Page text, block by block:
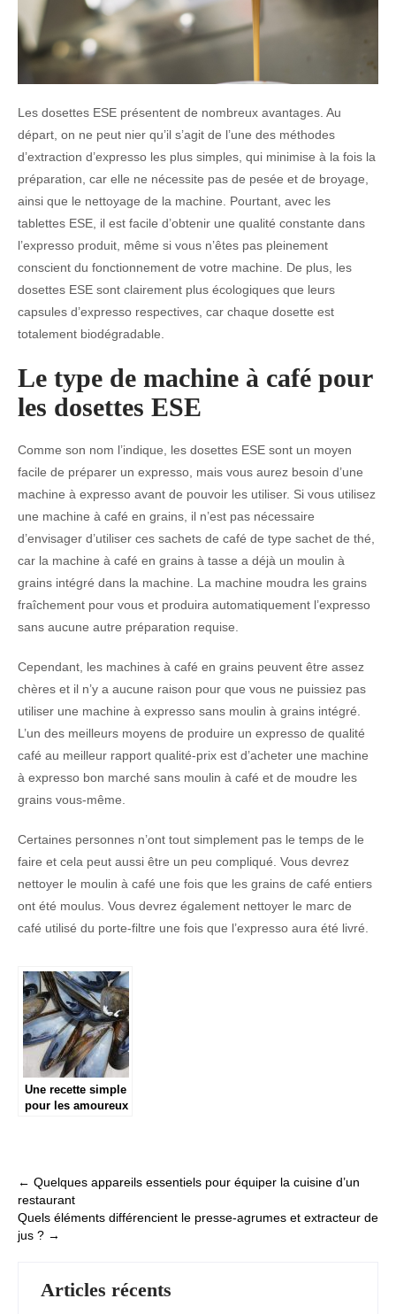
Les dosettes ESE présentent de nombreux avantages. Au
départ, on ne peut nier qu’il s’agit de l’une des méthodes
d’extraction d’expresso les plus simples, qui minimise à la fois la
préparation, car elle ne nécessite pas de pesée et de broyage,
ainsi que le nettoyage de la machine. Pourtant, avec les
tablettes ESE, il est facile d’obtenir une qualité constante dans
l’expresso produit, même si vous n’êtes pas pleinement
conscient du fonctionnement de votre machine. De plus, les
dosettes ESE sont clairement plus écologiques que leurs
capsules d’expresso respectives, car chaque dosette est
totalement biodégradable.
Le type de machine à café pour
les dosettes ESE
Comme son nom l’indique, les dosettes ESE sont un moyen
facile de préparer un expresso, mais vous aurez besoin d’une
machine à expresso avant de pouvoir les utiliser. Si vous utilisez
une machine à café en grains, il n’est pas nécessaire
d’envisager d’utiliser ces sachets de café de type sachet de thé,
car la machine à café en grains à tasse a déjà un moulin à
grains intégré dans la machine. La machine moudra les grains
fraîchement pour vous et produira automatiquement l’expresso
sans aucune autre préparation requise.
Cependant, les machines à café en grains peuvent être assez
chères et il n’y a aucune raison pour que vous ne puissiez pas
utiliser une machine à expresso sans moulin à grains intégré.
L’un des meilleurs moyens de produire un expresso de qualité
café au meilleur rapport qualité-prix est d’acheter une machine
à expresso bon marché sans moulin à café et de moudre les
grains vous-même.
Certaines personnes n’ont tout simplement pas le temps de le
faire et cela peut aussi être un peu compliqué. Vous devrez
nettoyer le moulin à café une fois que les grains de café entiers
ont été moulus. Vous devrez également nettoyer le marc de
café utilisé du porte-filtre une fois que l’expresso aura été livré.
Une recette simple
pour les amoureux
Post
navigation
← Quelques appareils essentiels pour équiper la cuisine d’un
restaurant
Quels éléments différencient le presse-agrumes et extracteur de
jus ? →
Articles récents